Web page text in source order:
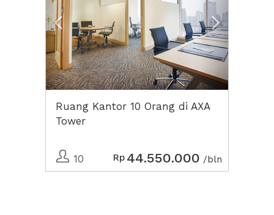
Ruang Kantor 10 Orang di AXA
Tower
10 Rp 44.550.000 /bln